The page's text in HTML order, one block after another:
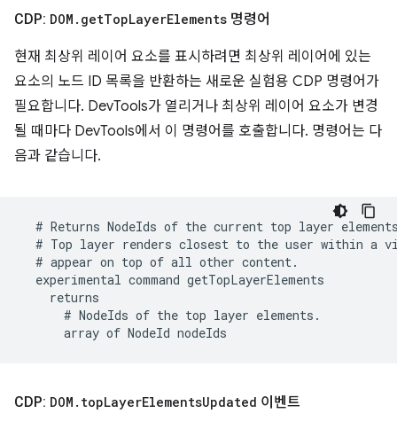
CDP: DOM . getTopLayerElements 명령어
현재 최상위 레이어 요소를 표시하려면 최상위 레이어에 있는
요소의 노드 ID 목록을 반환하는 새로운 실험용 CDP 명령어가
필요합니다. DevTools가 열리거나 최상위 레이어 요소가 변경
될 때마다 DevTools에서 이 명령어를 호출합니다. 명령어는 다
음과 같습니다.
CDP: DOM . topLayerElementsUpdated 이벤트